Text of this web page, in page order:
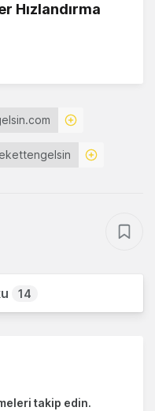
Hızlandırma
14
takip edin.